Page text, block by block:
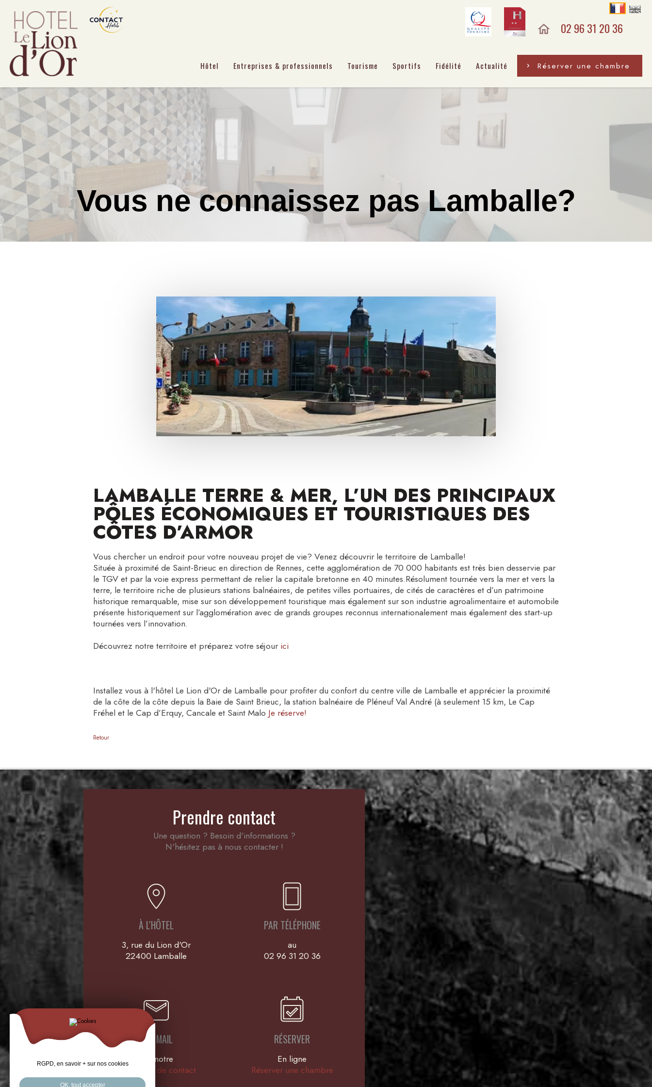
02 96 31 20 36
Hôtel Entreprises & professionnels Tourisme Sportifs Fidélité Actualité Réserver une chambre
Vous ne connaissez pas Lamballe?
LAMBALLE TERRE & MER, L’UN DES PRINCIPAUX
PÔLES ÉCONOMIQUES ET TOURISTIQUES DES
CÔTES D’ARMOR
Vous chercher un endroit pour votre nouveau projet de vie? Venez découvrir le territoire de Lamballe!
Située à proximité de Saint-Brieuc en direction de Rennes, cette agglomération de 70 000 habitants est très bien desservie par
le TGV et par la voie express permettant de relier la capitale bretonne en 40 minutes.Résolument tournée vers la mer et vers la
terre, le territoire riche de plusieurs stations balnéaires, de petites villes portuaires, de cités de caractères et d’un patrimoine
historique remarquable, mise sur son développement touristique mais également sur son industrie agroalimentaire et automobile
présente historiquement sur l’agglomération avec de grands groupes reconnus internationalement mais également des start-up
tournées vers l’innovation.
Découvrez notre territoire et préparez votre séjourici
Installez vous à l'hôtel Le Lion d'Or de Lamballe pour profiter du confort du centre ville de Lamballe et apprécier la proximité
de la côte de la côte depuis la Baie de Saint Brieuc, la station balnéaire de Pléneuf Val André (à seulement 15 km, Le Cap
Fréhel et le Cap d’Erquy, Cancale et Saint Malo Je réserve!
Retour
Prendre contact
Une question ? Besoin d'informations ?
N'hésitez pas à nous contacter !
À L'HÔTEL
3, rue du Lion d'Or
22400 Lamballe
PAR TÉLÉPHONE
au
02 96 31 20 36
PAR MAIL
Via notre
Formulaire de contact
RÉSERVER
En ligne
Réserver une chambre
RGPD, en savoir + sur nos cookies
OK, tout accepter